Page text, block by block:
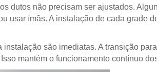
dutos não precisam ser ajustados.
usar ímãs. A instalação de cada grade
são imediatas. A transição
mantém o funcionamento contínuo